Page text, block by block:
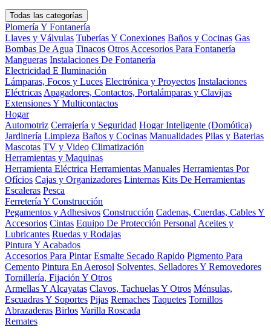
Todas las categorías
Plomería Y Fontanería
Llaves y Válvulas Tuberías Y Conexiones Baños y Cocinas Gas
Bombas De Agua Tinacos Otros Accesorios Para Fontanería
Mangueras Instalaciones De Fontanería
Electricidad E Iluminación
Lámparas, Focos y Luces Electrónica y Proyectos Instalaciones
Eléctricas Apagadores, Contactos, Portalámparas y Clavijas
Extensiones Y Multicontactos
Hogar
Automotriz Cerrajería y Seguridad Hogar Inteligente (Domótica)
Jardinería Limpieza Baños y Cocinas Manualidades Pilas y Baterias
Mascotas TV y Video Climatización
Herramientas y Maquinas
Herramienta Eléctrica Herramientas Manuales Herramientas Por
Ofícios Cajas y Organizadores Linternas Kits De Herramientas
Escaleras Pesca
Ferretería Y Construcción
Pegamentos y Adhesivos Construcción Cadenas, Cuerdas, Cables Y
Accesorios Cintas Equipo De Protección Personal Aceites y
Lubricantes Ruedas y Rodajas
Pintura Y Acabados
Accesorios Para Pintar Esmalte Secado Rapido Pigmento Para
Cemento Pintura En Aerosol Solventes, Selladores Y Removedores
Tornillería, Fijación Y Otros
Armellas Y Alcayatas Clavos, Tachuelas Y Otros Ménsulas,
Escuadras Y Soportes Pijas Remaches Taquetes Tornillos
Abrazaderas Birlos Varilla Roscada
Remates